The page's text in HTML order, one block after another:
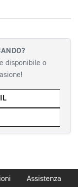
disponibile o
Assistenza